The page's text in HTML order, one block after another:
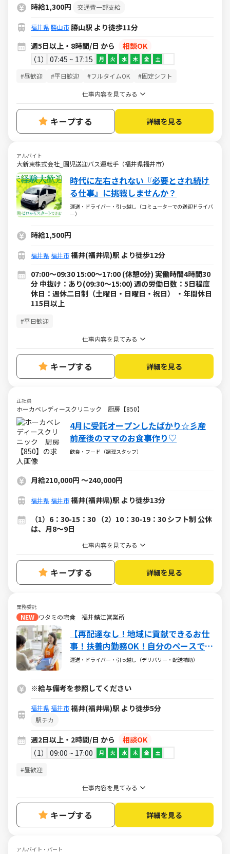
時給1,300円 交通費一部支給
福井県勝山市 勝山駅 より徒歩11分
週5日以上・8時間/日 から
相談OK
1
07:45 ~ 17:15 月 火 水 木 金 土
#昼歓迎 #平日歓迎 #フルタイムOK #固定シフト
仕事内容を見てみる
キープする 詳細を見る
アルバイト
大新東株式会社_園児送迎バス運転手（福井県福井市）
時代に左右されない『必要とされ続け
る仕事』に挑戦しませんか？
運送・ドライバー・引っ越し（コミューターでの送迎ドライバ
ー）
時給1,500円
福井県福井市福井(福井県)駅 より徒歩12分
07:00～09:30 15:00～17:00 (休憩0分) 実働時間4時間30
分 中抜け：あり(09:30～15:00) 週の労働日数：5日程度
休日：週休二日制（土曜日・日曜日・祝日） ・年間休日
115日以上
#平日歓迎
仕事内容を見てみる
キープする 詳細を見る
正社員
ホーカベレディースクリニック 厨房【850】
4月に受託オープンしたばかり☆彡産
前産後のママのお食事作り♡
飲食・フード（調理スタッフ）
月給210,000円 ～240,000円
福井県福井市福井(福井県)駅 より徒歩13分
（1）6：30-15：30 （2）10：30-19：30 シフト制 公休
は、月8～9日
仕事内容を見てみる
キープする 詳細を見る
業務委託
NEW ワタミの宅食 福井鯖江営業所
【再配達なし！地域に貢献できるお仕
事！扶養内勤務OK！自分のペースで働
ける】ワタミの宅食「まごころさん」
♪幅広い世代の方が活躍されていま
す！！
運送・ドライバー・引っ越し（デリバリー・配送補助）
※給与備考を参照してください
福井県福井市福井(福井県)駅 より徒歩5分
駅チカ
週2日以上・2時間/日 から
相談OK
1
09:00 ~ 17:00 月 火 水 木 金 土
#昼歓迎
仕事内容を見てみる
キープする 詳細を見る
アルバイト・パート